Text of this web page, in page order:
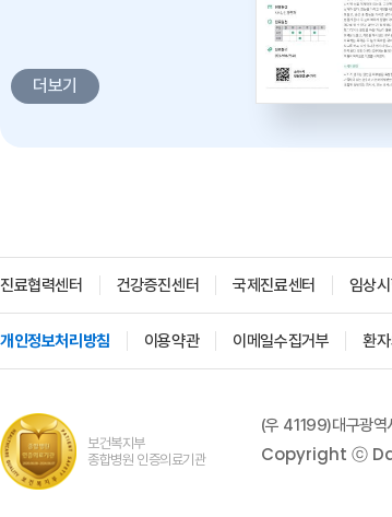
대구파티마병원 감염내과 김혜인
과장
'생명을 잇다 - 세대를 잇다'
대구파티마병원 산부인과, 분만실
2026. 02. 12
더보기
진료협력센터 건강증진센터 국제진료센터 임상
개인정보처리방침 이용약관 이메일수집거부 환
보건복지부
종합병원 인증의료기관
(우 41199)대구광
Copyright ⓒ